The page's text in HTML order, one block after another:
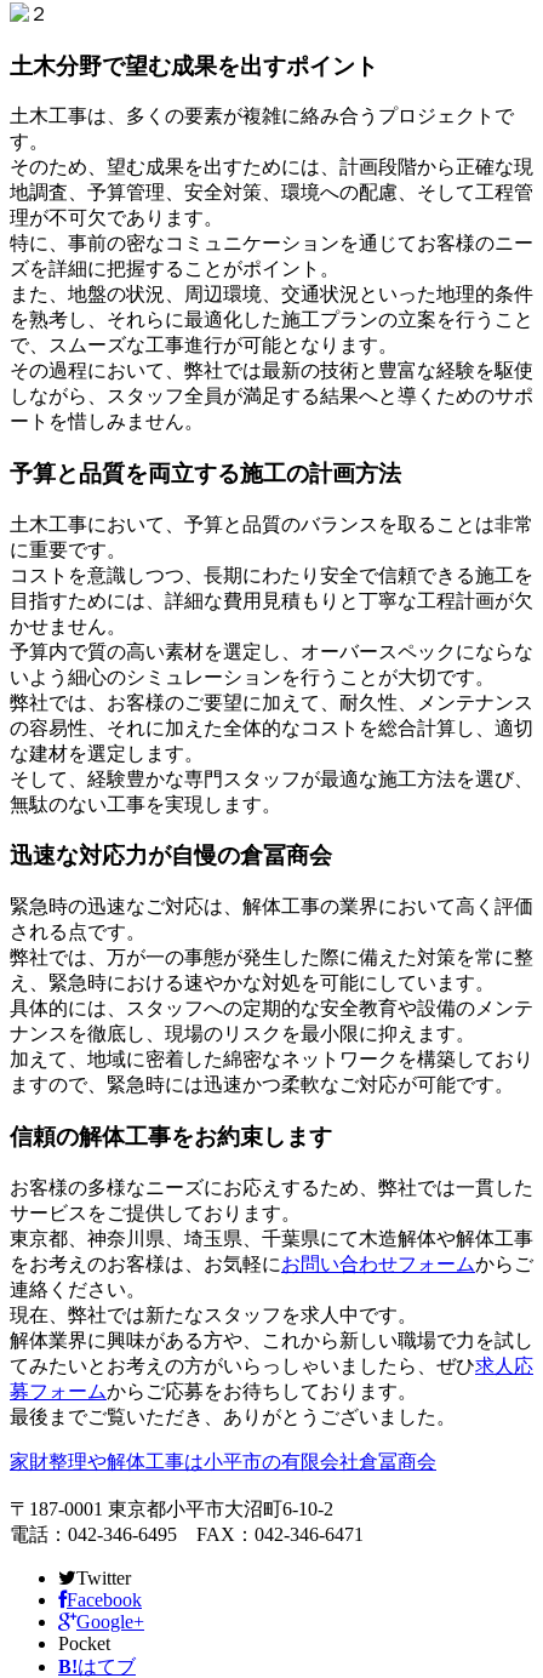
土木分野で望む成果を出すポイント
土木工事は、多くの要素が複雑に絡み合うプロジェクトで
す。
そのため、望む成果を出すためには、計画段階から正確な現
地調査、予算管理、安全対策、環境への配慮、そして工程管
理が不可欠であります。
特に、事前の密なコミュニケーションを通じてお客様のニー
ズを詳細に把握することがポイント。
また、地盤の状況、周辺環境、交通状況といった地理的条件
を熟考し、それらに最適化した施工プランの立案を行うこと
で、スムーズな工事進行が可能となります。
その過程において、弊社では最新の技術と豊富な経験を駆使
しながら、スタッフ全員が満足する結果へと導くためのサポ
ートを惜しみません。
予算と品質を両立する施工の計画方法
土木工事において、予算と品質のバランスを取ることは非常
に重要です。
コストを意識しつつ、長期にわたり安全で信頼できる施工を
目指すためには、詳細な費用見積もりと丁寧な工程計画が欠
かせません。
予算内で質の高い素材を選定し、オーバースペックにならな
いよう細心のシミュレーションを行うことが大切です。
弊社では、お客様のご要望に加えて、耐久性、メンテナンス
の容易性、それに加えた全体的なコストを総合計算し、適切
な建材を選定します。
そして、経験豊かな専門スタッフが最適な施工方法を選び、
無駄のない工事を実現します。
迅速な対応力が自慢の倉冨商会
緊急時の迅速なご対応は、解体工事の業界において高く評価
される点です。
弊社では、万が一の事態が発生した際に備えた対策を常に整
え、緊急時における速やかな対処を可能にしています。
具体的には、スタッフへの定期的な安全教育や設備のメンテ
ナンスを徹底し、現場のリスクを最小限に抑えます。
加えて、地域に密着した綿密なネットワークを構築しており
ますので、緊急時には迅速かつ柔軟なご対応が可能です。
信頼の解体工事をお約束します
お客様の多様なニーズにお応えするため、弊社では一貫した
サービスをご提供しております。
東京都、神奈川県、埼玉県、千葉県にて木造解体や解体工事
をお考えのお客様は、お気軽にお問い合わせフォームからご
連絡ください。
現在、弊社では新たなスタッフを求人中です。
解体業界に興味がある方や、これから新しい職場で力を試し
てみたいとお考えの方がいらっしゃいましたら、ぜひ求人応
募フォームからご応募をお待ちしております。
最後までご覧いただき、ありがとうございました。
家財整理や解体工事は小平市の有限会社倉冨商会
〒187-0001 東京都小平市大沼町6-10-2
電話：042-346-6495 FAX：042-346-6471
Twitter
Facebook
Google+
Pocket
B!はてブ